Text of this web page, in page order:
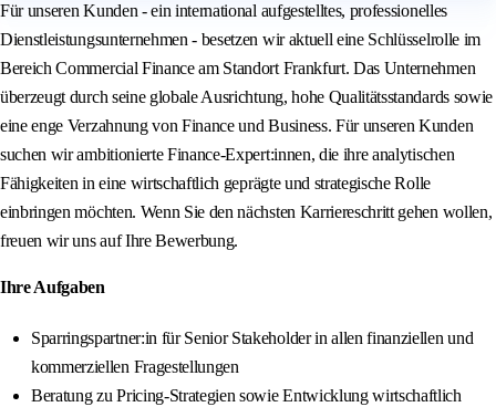
Für unseren Kunden - ein international aufgestelltes, professionelles
Dienstleistungsunternehmen - besetzen wir aktuell eine Schlüsselrolle im
Bereich Commercial Finance am Standort Frankfurt. Das Unternehmen
überzeugt durch seine globale Ausrichtung, hohe Qualitätsstandards sowie
eine enge Verzahnung von Finance und Business. Für unseren Kunden
suchen wir ambitionierte Finance-Expert:innen, die ihre analytischen
Fähigkeiten in eine wirtschaftlich geprägte und strategische Rolle
einbringen möchten. Wenn Sie den nächsten Karriereschritt gehen wollen,
freuen wir uns auf Ihre Bewerbung.
Ihre Aufgaben
Sparringspartner:in für Senior Stakeholder in allen finanziellen und
kommerziellen Fragestellungen
Beratung zu Pricing-Strategien sowie Entwicklung wirtschaftlich